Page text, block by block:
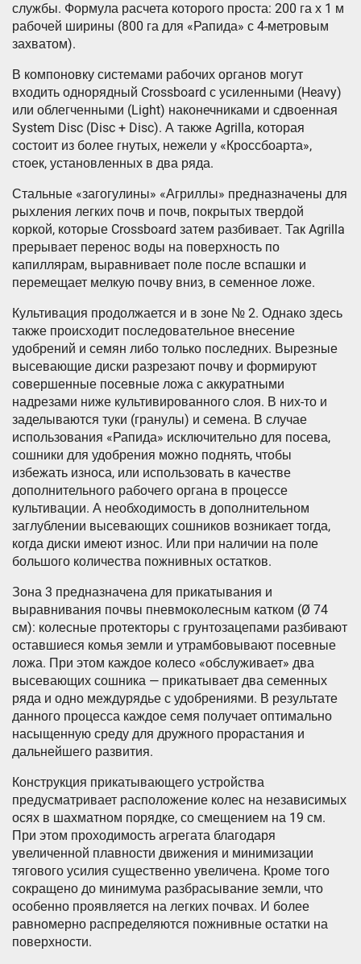
службы. Формула расчета которого проста: 200 га х 1 м
рабочей ширины (800 га для «Рапида» с 4-метровым
захватом).
В компоновку системами рабочих органов могут
входить однорядный Crossboard с усиленными (Heavy)
или облегченными (Light) наконечниками и сдвоенная
System Disc (Disc + Disc). А также Agrilla, которая
состоит из более гнутых, нежели у «Кроссбоарта»,
стоек, установленных в два ряда.
Стальные «загогулины» «Агриллы» предназначены для
рыхления легких почв и почв, покрытых твердой
коркой, которые Crossboard затем разбивает. Так Agrilla
прерывает перенос воды на поверхность по
капиллярам, выравнивает поле после вспашки и
перемещает мелкую почву вниз, в семенное ложе.
Культивация продолжается и в зоне № 2. Однако здесь
также происходит последовательное внесение
удобрений и семян либо только последних. Вырезные
высевающие диски разрезают почву и формируют
совершенные посевные ложа с аккуратными
надрезами ниже культивированного слоя. В них-то и
заделываются туки (гранулы) и семена. В случае
использования «Рапида» исключительно для посева,
сошники для удобрения можно поднять, чтобы
избежать износа, или использовать в качестве
дополнительного рабочего органа в процессе
культивации. А необходимость в дополнительном
заглублении высевающих сошников возникает тогда,
когда диски имеют износ. Или при наличии на поле
большого количества пожнивных остатков.
Зона 3 предназначена для прикатывания и
выравнивания почвы пневмоколесным катком (Ø 74
см): колесные протекторы с грунтозацепами разбивают
оставшиеся комья земли и утрамбовывают посевные
ложа. При этом каждое колесо «обслуживает» два
высевающих сошника — прикатывает два семенных
ряда и одно междурядье с удобрениями. В результате
данного процесса каждое семя получает оптимально
насыщенную среду для дружного прорастания и
дальнейшего развития.
Конструкция прикатывающего устройства
предусматривает расположение колес на независимых
осях в шахматном порядке, со смещением на 19 см.
При этом проходимость агрегата благодаря
увеличенной плавности движения и минимизации
тягового усилия существенно увеличена. Кроме того
сокращено до минимума разбрасывание земли, что
особенно проявляется на легких почвах. И более
равномерно распределяются пожнивные остатки на
поверхности.